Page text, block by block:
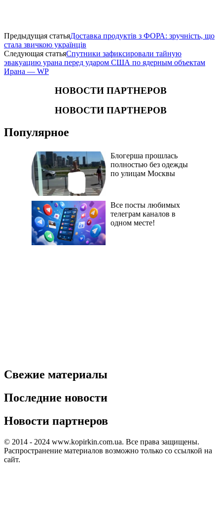
Предыдущая статьяДоставка продуктів з ФОРА: зручність, що
стала звичкою українців
Следующая статья​Спутники зафиксировали тайную
эвакуацию урана перед ударом США по ядерным объектам
Ирана — WP
НОВОСТИ ПАРТНЕРОВ
НОВОСТИ ПАРТНЕРОВ
Популярное
Блогерша прошлась
полностью без одежды
по улицам Москвы
Все посты любимых
телеграм каналов в
одном месте!
Свежие материалы
Последние новости
Новости партнеров
© 2014 - 2024 www.kopirkin.com.ua. Все права защищены.
Распространение материалов возможно только со ссылкой на
сайт.